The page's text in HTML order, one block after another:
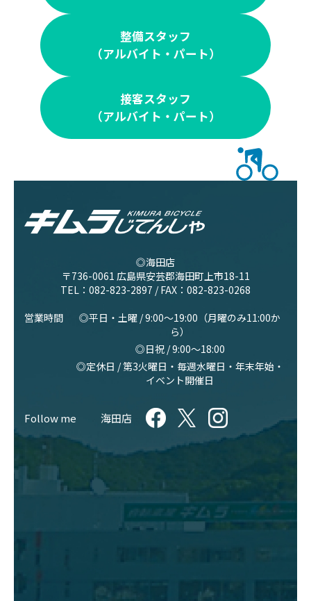
整備スタッフ
（アルバイト・パート）
接客スタッフ
（アルバイト・パート）
◎海田店
〒736-0061 広島県安芸郡海田町上市18-11
TEL： 082-823-2897 / FAX：082-823-0268
営業時間
◎平日・土曜 / 9:00〜19:00（月曜のみ11:00か
ら）
◎日祝 / 9:00〜18:00
◎定休日 / 第3火曜日・毎週水曜日・年末年始・
イベント開催日
Follow me 海田店